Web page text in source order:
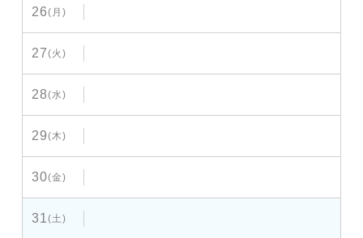
26(月)
27(火)
28(水)
29(木)
30(金)
31(土)